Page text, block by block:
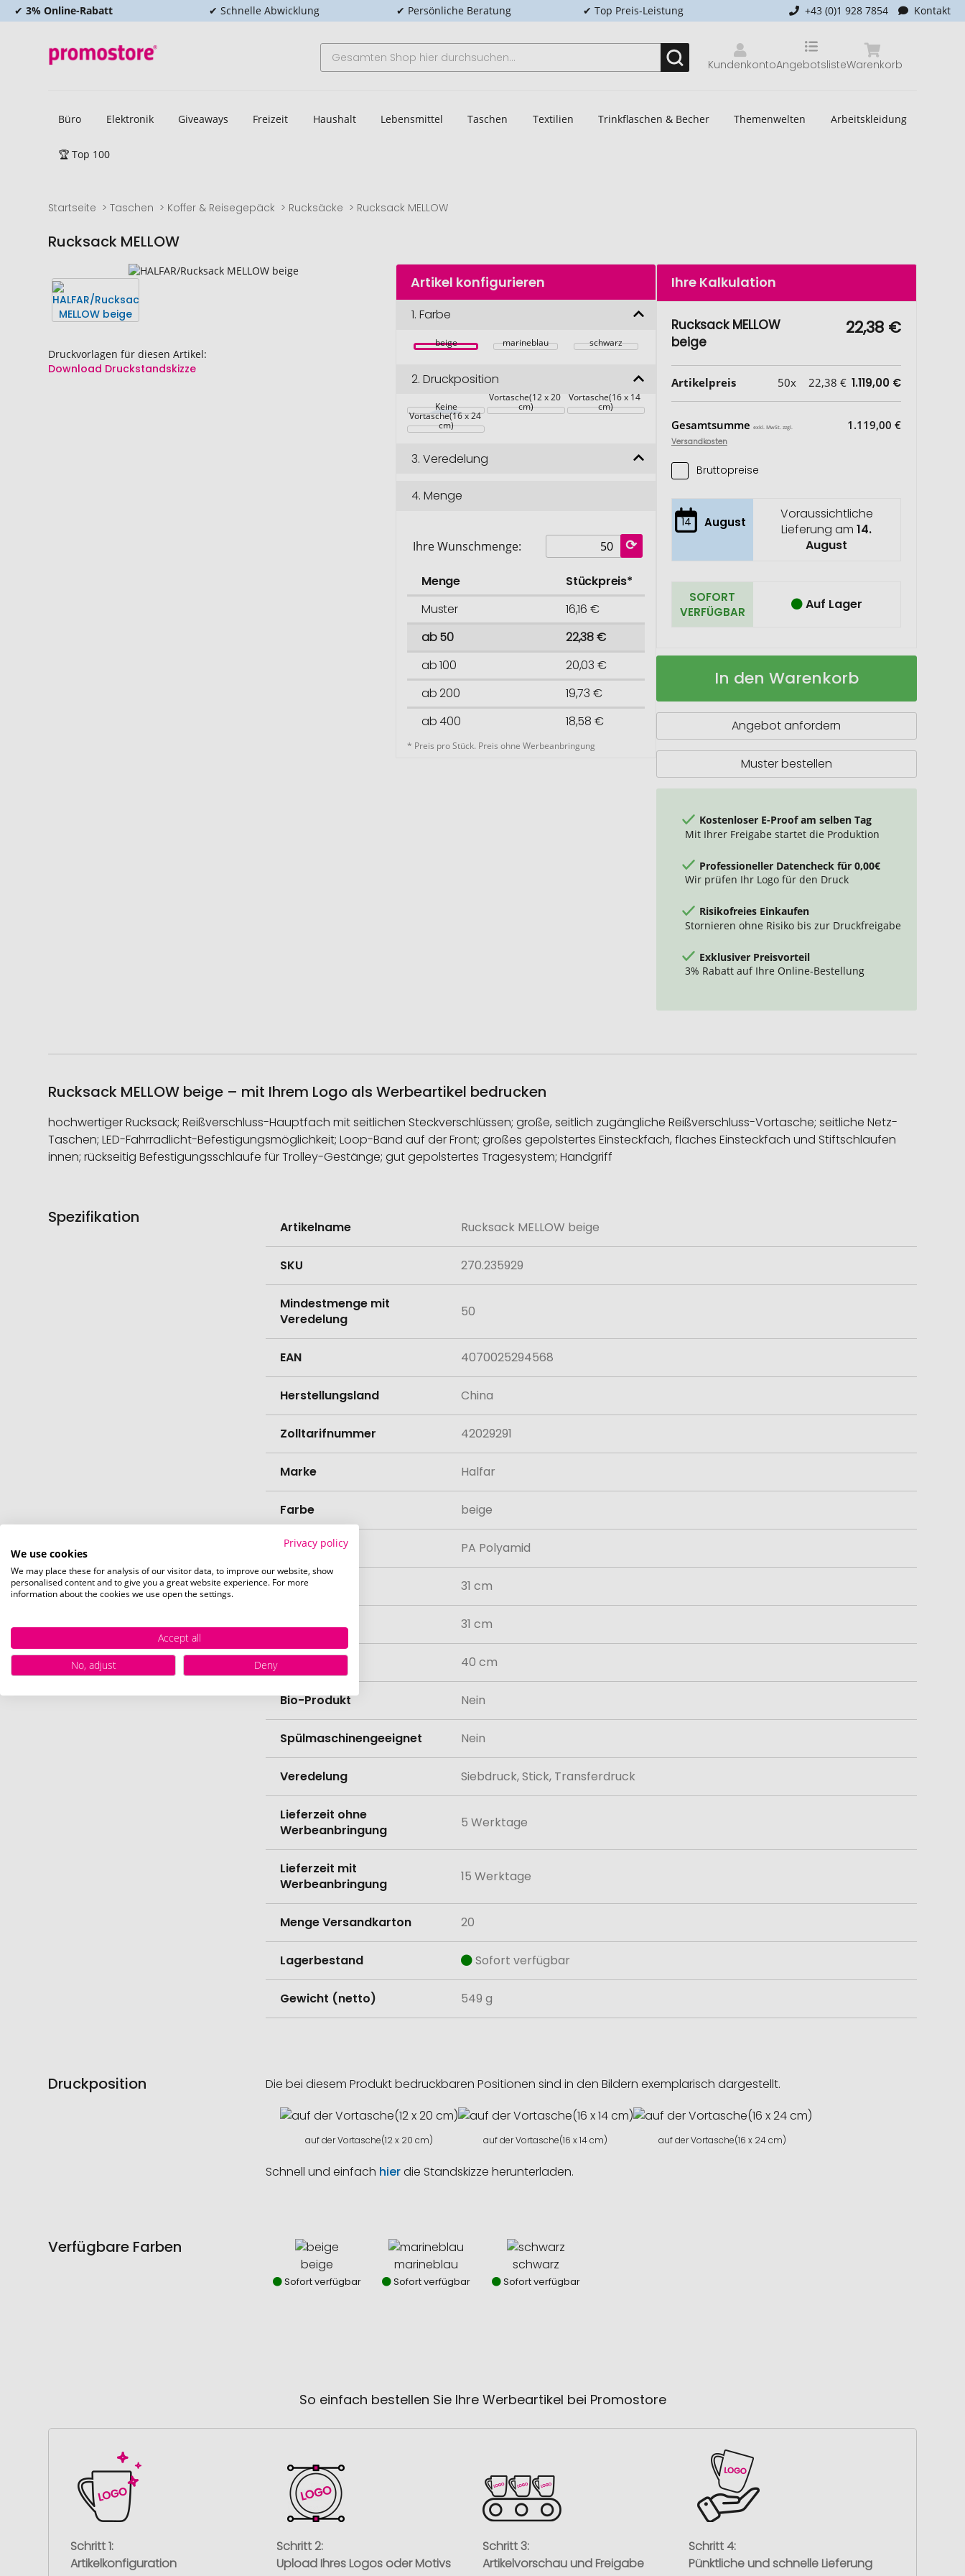
✔ 3% Online-Rabatt ✔ Schnelle Abwicklung ✔ Persönliche Beratung ✔ Top Preis-Leistung +43 (0)1 928 7854 Kontakt
Kundenkonto Warenkorb
Angebotsliste
Büro Elektronik Giveaways Freizeit Haushalt Lebensmittel Taschen Textilien Trinkflaschen & Becher Themenwelten Arbeitskleidung
🏆 Top 100
Startseite Taschen Koffer & Reisegepäck Rucksäcke Rucksack MELLOW
Rucksack MELLOW
Ende
der
Bildgalerie
Druckvorlagen für diesen Artikel:
Download Druckstandskizze
Anfang
der
Bildgalerie
Artikel konfigurieren
1.Farbe
beige marineblau schwarz
2.Druckposition
Keine
Vortasche(12 x 20
cm)
Vortasche(16 x 14
cm)
auf der
Vortasche(16 x 24
cm)
3.Veredelung
4.Menge
Ihre Wunschmenge:
Menge
Stückpreis*
Muster
16,16 €
ab 50
22,38 €
ab 100
20,03 €
ab 200
19,73 €
ab 400
18,58 €
* Preis pro Stück. Preis ohne Werbeanbringung
Ihre Kalkulation
Rucksack MELLOW
beige
22,38 €
Artikelpreis 50x 22,38 € 1.119,00 €
Gesamtsumme exkl. MwSt. zzgl.
Versandkosten
1.119,00 €
Bruttopreise
14 August
Voraussichtliche
Lieferung am14.
August
SOFORT
VERFÜGBAR
Auf Lager
Rucksack
Auf
In den Warenkorb
Angebot anfordern
Muster bestellen
Kostenloser E-Proof am selben Tag
Mit Ihrer Freigabe startet die Produktion
Professioneller Datencheck für 0,00€
Wir prüfen Ihr Logo für den Druck
Risikofreies Einkaufen
Stornieren ohne Risiko bis zur Druckfreigabe
Exklusiver Preisvorteil
3% Rabatt auf Ihre Online-Bestellung
Rucksack MELLOW beige – mit Ihrem Logo als Werbeartikel bedrucken
hochwertiger Rucksack; Reißverschluss-Hauptfach mit seitlichen Steckverschlüssen; große, seitlich zugängliche Reißverschluss-Vortasche; seitliche Netz-
Taschen; LED-Fahrradlicht-Befestigungsmöglichkeit; Loop-Band auf der Front; großes gepolstertes Einsteckfach, flaches Einsteckfach und Stiftschlaufen
innen; rückseitig Befestigungsschlaufe für Trolley-Gestänge; gut gepolstertes Tragesystem; Handgriff
Spezifikation
Informationen
Artikelname Rucksack MELLOW beige
SKU 270.235929
Mindestmenge mit
Veredelung
50
EAN 4070025294568
Herstellungsland China
Zolltarifnummer 42029291
Marke Halfar
Farbe beige
Material PA Polyamid
Länge 31 cm
Breite 31 cm
40 cm
Bio-Produkt Nein
Spülmaschinengeeignet Nein
Veredelung Siebdruck, Stick, Transferdruck
Lieferzeit ohne
Werbeanbringung
5 Werktage
Lieferzeit mit
Werbeanbringung
15 Werktage
Menge Versandkarton 20
Lagerbestand Sofort verfügbar
Gewicht (netto) 549 g
Druckposition Die bei diesem Produkt bedruckbaren Positionen sind in den Bildern exemplarisch dargestellt.
auf der Vortasche(12 x 20 cm) auf der Vortasche(16 x 14 cm) auf der Vortasche(16 x 24 cm)
Schnell und einfach hierdie Standskizze herunterladen.
Verfügbare Farben
beige
Sofort verfügbar
marineblau
Sofort verfügbar
schwarz
Sofort verfügbar
So einfach bestellen Sie Ihre Werbeartikel bei Promostore
Schritt 1:
Artikelkonfiguration
Schritt 2:
Upload Ihres Logos oder Motivs
Schritt 3:
Artikelvorschau und Freigabe
Schritt 4:
Pünktliche und schnelle Lieferung
Privacy policy
We use cookies
We may place these for analysis of our visitor data, to improve our website, show
personalised content and to give you a great website experience. For more
information about the cookies we use open the settings.
Accept all
No, adjust
Deny